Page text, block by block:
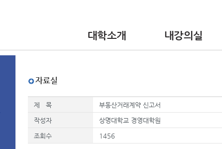
대학소개
•인사말
내강의실
•수강중인교육과정
•결제정보
자료실
제 목 부동산거래계약 신고서
작성자 상명대학교 경영대학원
조회수 1456